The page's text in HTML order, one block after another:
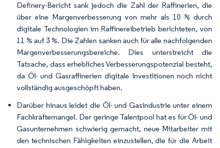
Definery-Bericht sank jedoch die Zahl der Raffinerien, die
über eine Margenverbesserung von mehr als 10 % durch
digitale Technologien im Raffinereibetrieb berichteten, von
11 % auf 3 %. Die Zahlen sanken auch für alle nachfolgenden
Margenverbesserungsbereiche. Dies unterstreicht die
Tatsache, dass erhebliches Verbesserungspotenzial besteht,
da Öl- und Gasraffinerien digitale Investitionen noch nicht
vollständig ausgeschöpft haben.
Darüber hinaus leidet die Öl- und Gasindustrie unter einem
Fachkräftemangel. Der geringe Talentpool hat es für Öl- und
Gasunternehmen schwierig gemacht, neue Mitarbeiter mit
den technischen Fähigkeiten einzustellen, die für die Arbeit